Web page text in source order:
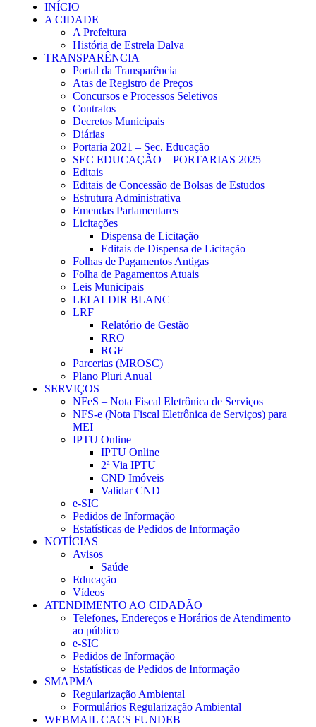
INÍCIO
A CIDADE
A Prefeitura
História de Estrela Dalva
TRANSPARÊNCIA
Portal da Transparência
Atas de Registro de Preços
Concursos e Processos Seletivos
Contratos
Decretos Municipais
Diárias
Portaria 2021 – Sec. Educação
SEC EDUCAÇÃO – PORTARIAS 2025
Editais
Editais de Concessão de Bolsas de Estudos
Estrutura Administrativa
Emendas Parlamentares
Licitações
Dispensa de Licitação
Editais de Dispensa de Licitação
Folhas de Pagamentos Antigas
Folha de Pagamentos Atuais
Leis Municipais
LEI ALDIR BLANC
LRF
Relatório de Gestão
RRO
RGF
Parcerias (MROSC)
Plano Pluri Anual
SERVIÇOS
NFeS – Nota Fiscal Eletrônica de Serviços
NFS-e (Nota Fiscal Eletrônica de Serviços) para
MEI
IPTU Online
IPTU Online
2ª Via IPTU
CND Imóveis
Validar CND
e-SIC
Pedidos de Informação
Estatísticas de Pedidos de Informação
NOTÍCIAS
Avisos
Saúde
Educação
Vídeos
ATENDIMENTO AO CIDADÃO
Telefones, Endereços e Horários de Atendimento
ao público
e-SIC
Pedidos de Informação
Estatísticas de Pedidos de Informação
SMAPMA
Regularização Ambiental
Formulários Regularização Ambiental
WEBMAIL CACS FUNDEB